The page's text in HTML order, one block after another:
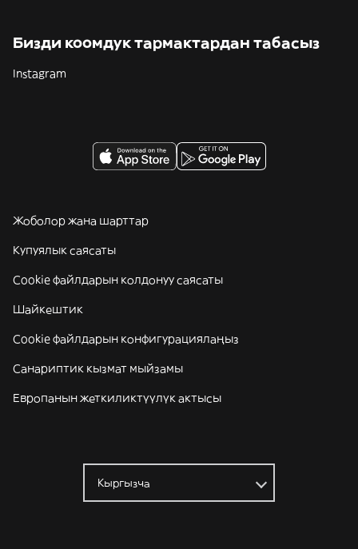
Бизди коомдук тармактардан табасыз
Instagram
Жоболор жана шарттар
Купуялык саясаты
Cookie файлдарын колдонуу саясаты
Шайкештик
Cookie файлдарын конфигурациялаңыз
Санариптик кызмат мыйзамы
Европанын жеткиликтүүлүк актысы